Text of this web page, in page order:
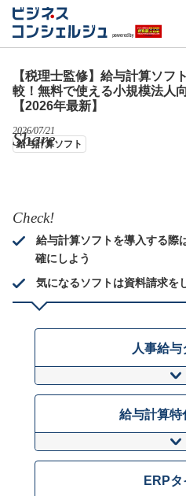
【税理士監修】給与計算ソフ
較！無料で使える小規模法人
【2026年最新】
2026/07/21
給与計算ソフト
Share
Check!
給与計算ソフトを導入する際
確にしよう
気になるソフトは資料請求を
人事給与
給与計算特
ERPタ